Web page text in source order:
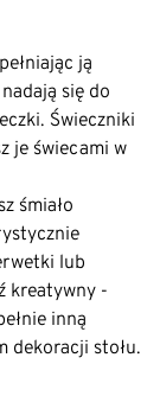
ją
się do
Świeczniki
je świecami w
śmiało
lub
kreatywny -
inną
dekoracji stołu.